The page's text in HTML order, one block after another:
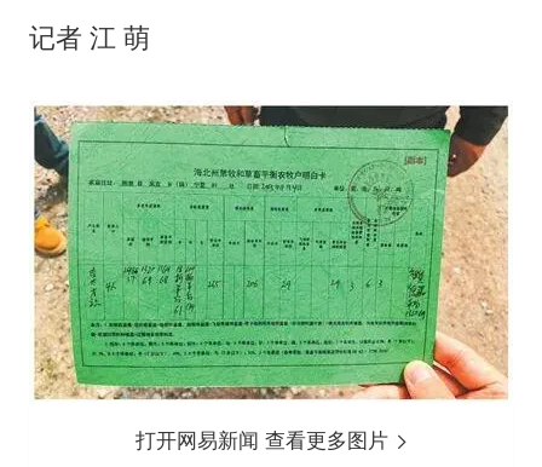
记者 江 萌
打开网易新闻 查看更多图片